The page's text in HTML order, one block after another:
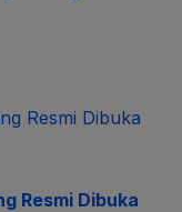
Resmi Dibuka